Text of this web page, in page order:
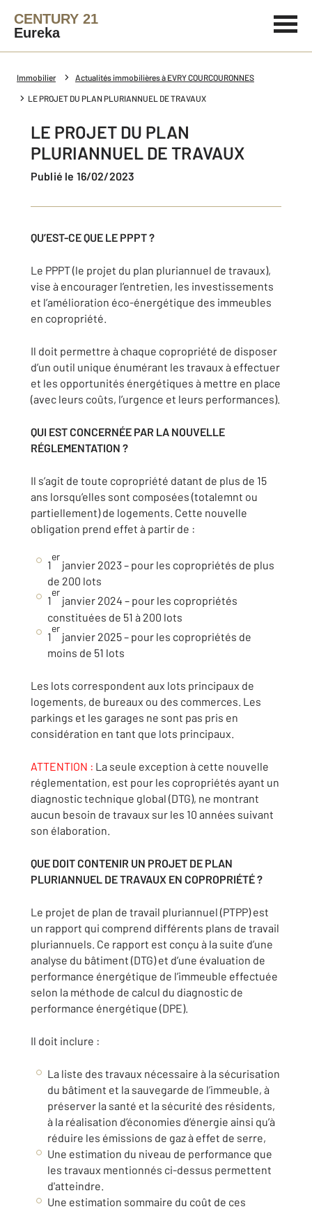
CENTURY 21
Eureka
Immobilier Actualités immobilières à EVRY COURCOURONNES
LE PROJET DU PLAN PLURIANNUEL DE TRAVAUX
LE PROJET DU PLAN
PLURIANNUEL DE TRAVAUX
Publié le 16/02/2023
QU’EST-CE QUE LE PPPT ?
Le PPPT (le projet du plan pluriannuel de travaux),
vise à encourager l’entretien, les investissements
et l’amélioration éco-énergétique des immeubles
en copropriété.
Il doit permettre à chaque copropriété de disposer
d’un outil unique énumérant les travaux à effectuer
et les opportunités énergétiques à mettre en place
(avec leurs coûts, l’urgence et leurs performances).
QUI EST CONCERNÉE PAR LA NOUVELLE
RÉGLEMENTATION ?
Il s’agit de toute copropriété datant de plus de 15
ans lorsqu’elles sont composées (totalemnt ou
partiellement) de logements. Cette nouvelle
obligation prend effet à partir de :
1
er
janvier 2023 – pour les copropriétés de plus
de 200 lots
1
er
janvier 2024 – pour les copropriétés
constituées de 51 à 200 lots
1
er
janvier 2025 – pour les copropriétés de
moins de 51 lots
Les lots correspondent aux lots principaux de
logements, de bureaux ou des commerces. Les
parkings et les garages ne sont pas pris en
considération en tant que lots principaux.
ATTENTION : La seule exception à cette nouvelle
réglementation, est pour les copropriétés ayant un
diagnostic technique global (DTG), ne montrant
aucun besoin de travaux sur les 10 années suivant
son élaboration.
QUE DOIT CONTENIR UN PROJET DE PLAN
PLURIANNUEL DE TRAVAUX EN COPROPRIÉTÉ ?
Le projet de plan de travail pluriannuel (PTPP) est
un rapport qui comprend différents plans de travail
pluriannuels. Ce rapport est conçu à la suite d’une
analyse du bâtiment (DTG) et d’une évaluation de
performance énergétique de l’immeuble effectuée
selon la méthode de calcul du diagnostic de
performance énergétique (DPE).
Il doit inclure :
La liste des travaux nécessaire à la sécurisation
du bâtiment et la sauvegarde de l’immeuble, à
préserver la santé et la sécurité des résidents,
à la réalisation d’économies d’énergie ainsi qu’à
réduire les émissions de gaz à effet de serre,
Une estimation du niveau de performance que
les travaux mentionnés ci-dessus permettent
d'atteindre.
Une estimation sommaire du coût de ces